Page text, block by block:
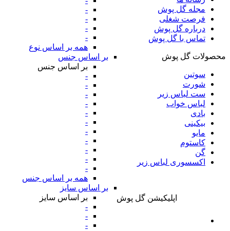
-
-
-
-
همه بر اساس نوع
بر اساس جنس
بر اساس جنس
-
-
-
-
-
-
-
-
-
-
-
همه بر اساس جنس
بر اساس سایز
بر اساس سایز
-
-
-
مجله گل پوش
فرصت شغلی
درباره گل پوش
تماس با گل پوش
محصولات گل پوش
سوتین
شورت
ست لباس زیر
لباس خواب
بادی
بیکینی
مایو
کاستوم
گن
اکسسوری لباس زیر
اپلیکیشن گل پوش